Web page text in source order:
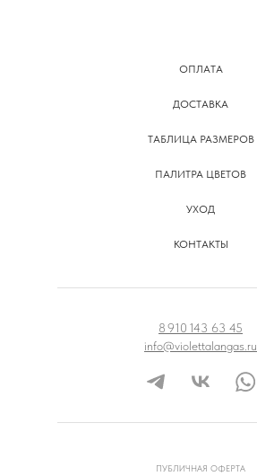
ОПЛАТА
ДОСТАВКА
ТАБЛИЦА РАЗМЕРОВ
ПАЛИТРА ЦВЕТОВ
УХОД
КОНТАКТЫ
8 910 143 63 45
info@violettalangas.ru
ПУБЛИЧНАЯ ОФЕРТА